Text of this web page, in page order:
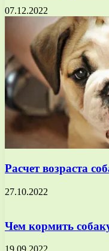
07.12.2022
Расчет возраста
27.10.2022
Чем кормить